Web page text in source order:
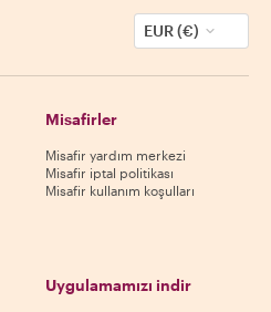
EUR (€)
Misafirler
Misafir yardım merkezi
Misafir iptal politikası
Misafir kullanım koşulları
Uygulamamızı indir